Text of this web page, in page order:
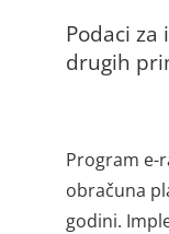
Podaci
drugih
Program e-
obračuna
godini.